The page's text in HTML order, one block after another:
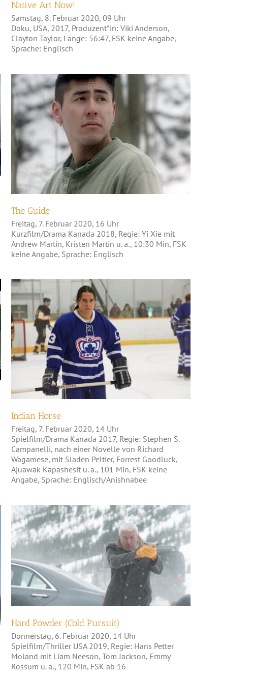
Native Art Now!
Samstag, 8. Februar 2020, 09 Uhr
Doku, USA, 2017, Produzent*in: Viki Anderson,
Clayton Taylor, Länge: 56:47, FSK keine Angabe,
Sprache: Englisch
The Guide
The Guide
Freitag, 7. Februar 2020, 16 Uhr
Kurzfilm/Drama Kanada 2018, Regie: Yi Xie mit
Andrew Martin, Kristen Martin u. a., 10:30 Min, FSK
keine Angabe, Sprache: Englisch
Indian Horse
Indian Horse
Freitag, 7. Februar 2020, 14 Uhr
Spielfilm/Drama Kanada 2017, Regie: Stephen S.
Campanelli, nach einer Novelle von Richard
Wagamese, mit Sladen Peltier, Forrest Goodluck,
Ajuawak Kapashesit u. a., 101 Min, FSK keine
Angabe, Sprache: Englisch/Anishnabee
Hard Powder (Cold Pursuit)
Hard Powder (Cold Pursuit)
Donnerstag, 6. Februar 2020, 14 Uhr
Spielfilm/Thriller USA 2019, Regie: Hans Petter
Moland mit Liam Neeson, Tom Jackson, Emmy
Rossum u. a., 120 Min, FSK ab 16